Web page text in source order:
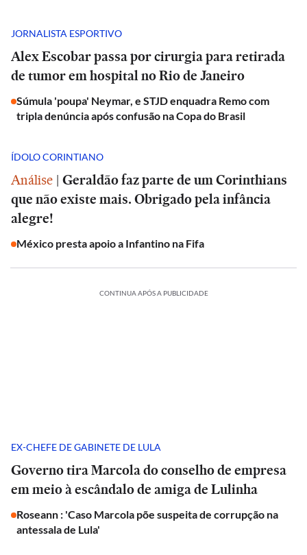
JORNALISTA ESPORTIVO
Alex Escobar passa por cirurgia para retirada
de tumor em hospital no Rio de Janeiro
Súmula 'poupa' Neymar, e STJD enquadra Remo com
tripla denúncia após confusão na Copa do Brasil
ÍDOLO CORINTIANO
Análise | Geraldão faz parte de um Corinthians
que não existe mais. Obrigado pela infância
alegre!
México presta apoio a Infantino na Fifa
CONTINUA APÓS A PUBLICIDADE
EX-CHEFE DE GABINETE DE LULA
Governo tira Marcola do conselho de empresa
em meio à escândalo de amiga de Lulinha
Roseann : 'Caso Marcola põe suspeita de corrupção na
antessala de Lula'